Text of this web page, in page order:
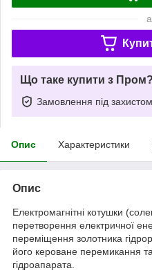
Що таке купити з Пром?
Замовлення під захистом
Опис Характеристики
Опис
Електромагнітні котушки
перетворення електричної
переміщення золотника
його кероване перемикання
гідроапарата.